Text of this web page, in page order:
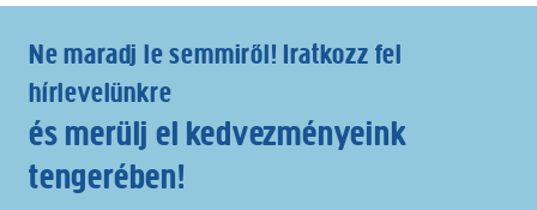
Ne maradj le semmiről! Iratkozz fel
hírlevelünkre
és merülj el kedvezményeink
tengerében!